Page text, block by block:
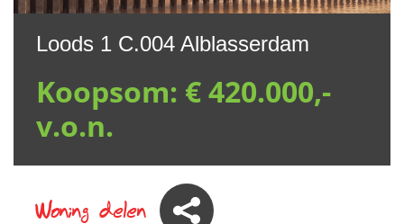
Loods 1 C.004 Alblasserdam
Koopsom: € 420.000,-
v.o.n.
Woning delen